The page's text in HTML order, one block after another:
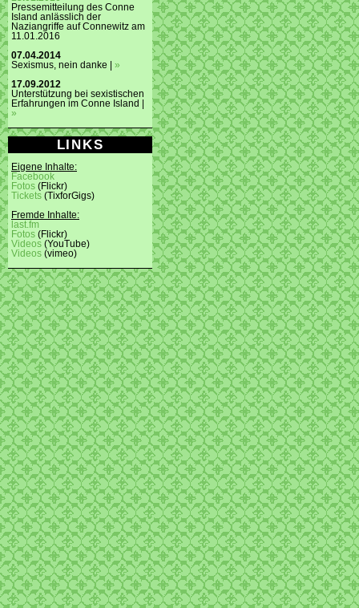
Pressemitteilung des Conne
Island anlässlich der
Naziangriffe auf Connewitz am
11.01.2016
07.04.2014
Sexismus, nein danke | »
17.09.2012
Unterstützung bei sexistischen
Erfahrungen im Conne Island |
»
LINKS
Eigene Inhalte:
Facebook
Fotos (Flickr)
Tickets (TixforGigs)
Fremde Inhalte:
last.fm
Fotos (Flickr)
Videos (YouTube)
Videos (vimeo)